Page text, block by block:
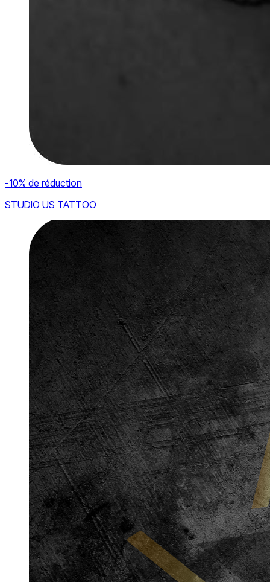
-10% de réduction
STUDIO US TATTOO